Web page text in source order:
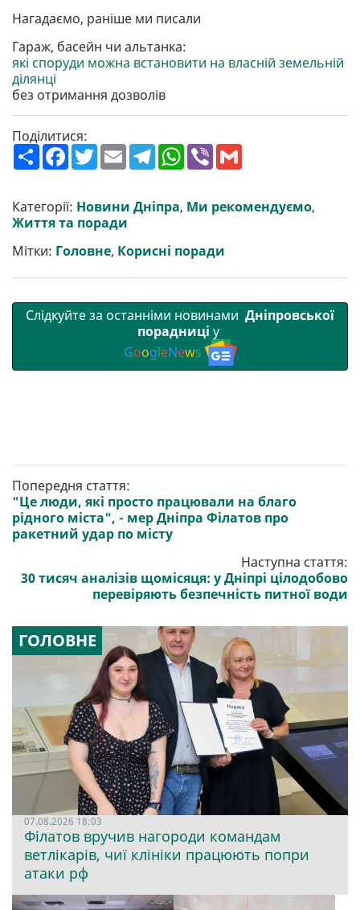
Нагадаємо, раніше ми писали
Гараж, басейн чи альтанка:
які споруди можна встановити на власній земельній
ділянці
без отримання дозволів
Поділитися:
П
о
р
и
т
F
a
b
o
o
T
w
t
e
r
E
m
l
T
e
g
r
W
h
s
A
V
r l
Категорії: Новини Дніпра, Ми рекомендуємо,
Життя та поради
Мітки: Головне, Корисні поради
Слідкуйте за останніми новинами Дніпровської
порадниці у
GoogleNews
Попередня стаття:
"Це люди, які просто працювали на благо
рідного міста", - мер Дніпра Філатов про
ракетний удар по місту
Наступна стаття:
30 тисяч аналізів щомісяця: у Дніпрі цілодобово
перевіряють безпечність питної води
ГОЛОВНЕ
07.08.2026 18:03
Філатов вручив нагороди командам
ветлікарів, чиї клініки працюють попри
атаки рф